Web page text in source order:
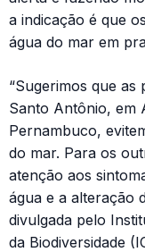
a indicação é que
água do mar em
“Sugerimos que as
Santo Antônio, em
Pernambuco,
do mar. Para os
atenção aos
água e a alteração
divulgada pelo
da Biodiversidade